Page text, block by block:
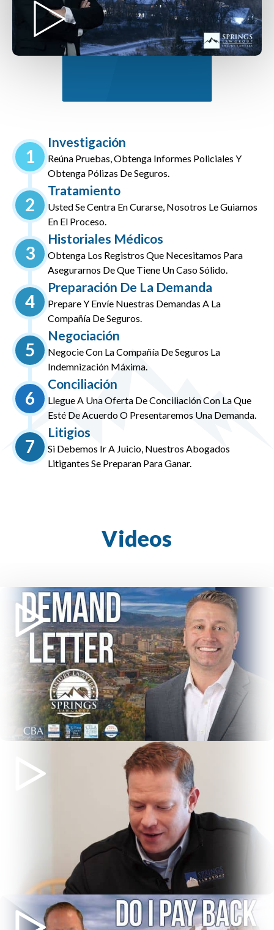
1
Investigación
Reúna Pruebas, Obtenga Informes Policiales Y
Obtenga Pólizas De Seguros.
2
Tratamiento
Usted Se Centra En Curarse, Nosotros Le Guiamos
En El Proceso.
3
Historiales Médicos
Obtenga Los Registros Que Necesitamos Para
Asegurarnos De Que Tiene Un Caso Sólido.
4
Preparación De La Demanda
Prepare Y Envíe Nuestras Demandas A La
Compañía De Seguros.
5
Negociación
Negocie Con La Compañía De Seguros La
Indemnización Máxima.
6
Conciliación
Llegue A Una Oferta De Conciliación Con La Que
Esté De Acuerdo O Presentaremos Una Demanda.
7
Litigios
Si Debemos Ir A Juicio, Nuestros Abogados
Litigantes Se Preparan Para Ganar.
Videos